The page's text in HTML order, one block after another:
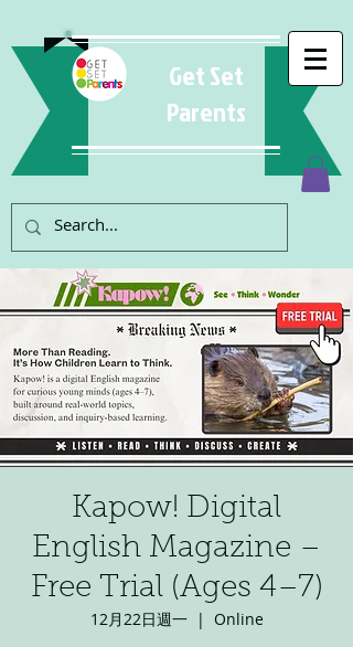
Get Set
Parents
Kapow! Digital
English Magazine –
Free Trial (Ages 4–7)
12月22日週一
  |
Online